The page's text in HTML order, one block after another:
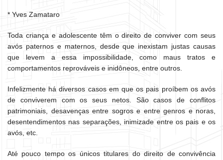
* Yves Zamataro
Toda criança e adolescente têm o direito de conviver com seus
avós paternos e maternos, desde que inexistam justas causas
que levem a essa impossibilidade, como maus tratos e
comportamentos reprováveis e inidôneos, entre outros.
Infelizmente há diversos casos em que os pais proíbem os avós
de conviverem com os seus netos. São casos de conflitos
patrimoniais, desavenças entre sogros e entre genros e noras,
desentendimentos nas separações, inimizade entre os pais e os
avós, etc.
Até pouco tempo os únicos titulares do direito de convivência